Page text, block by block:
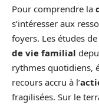
Pour comprendre la
s’intéresser aux
foyers. Les études de
de vie familial
rythmes quotidiens,
recours accru à l’
fragilisées. Sur le